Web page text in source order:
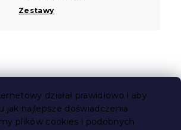
działał prawidłowo i aby
jak najlepsze doświadczenia
plików cookies i podobnych
Zestawy
Ciebie